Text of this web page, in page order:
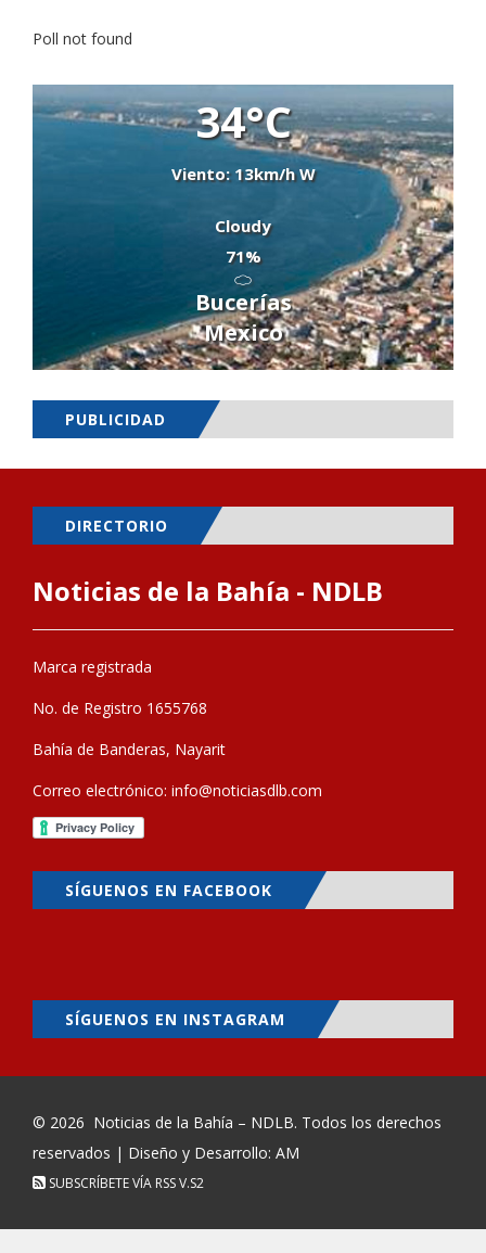
Poll not found
34°C
Viento: 13km/h W
Cloudy
71%
Bucerías
Mexico
PUBLICIDAD
DIRECTORIO
Noticias de la Bahía - NDLB
Marca registrada
No. de Registro 1655768
Bahía de Banderas, Nayarit
Correo electrónico: info@noticiasdlb.com
SÍGUENOS EN FACEBOOK
SÍGUENOS EN INSTAGRAM
© 2026 Noticias de la Bahía – NDLB. Todos los derechos
reservados | Diseño y Desarrollo: AM
SUBSCRÍBETE VÍA RSSV.S2